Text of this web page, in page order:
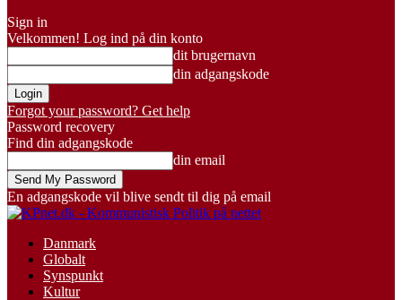
Sign in
Velkommen! Log ind på din konto
dit brugernavn
din adgangskode
Forgot your password? Get help
Password recovery
Find din adgangskode
din email
En adgangskode vil blive sendt til dig på email
Danmark
Globalt
Synspunkt
Kultur